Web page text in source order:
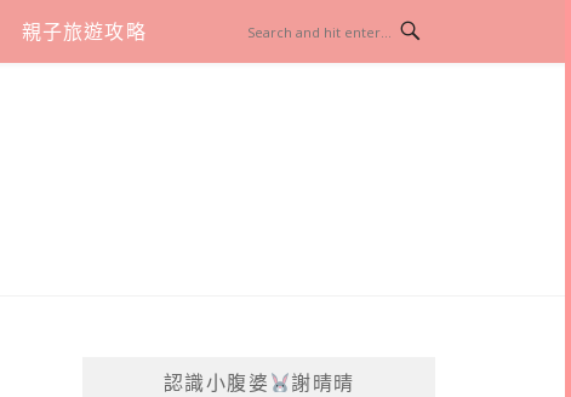
親子旅遊攻略
認識小腹婆 謝晴晴